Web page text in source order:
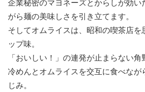
企業秘密のマヨネーズとからしが効い
がら麺の美味しさを引き立てます。
そしてオムライスは、昭和の喫茶店を
ップ味。
「おいしい！」の連発が止まらない角
冷めんとオムライスを交互に食べなが
じみ。